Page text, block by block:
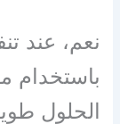
نعم، عند
باستخدام
الحلول